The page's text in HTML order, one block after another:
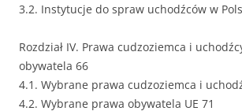
3.2. Instytucje do spraw uchodźców w
Rozdział IV. Prawa cudzoziemca i
obywatela 66
4.1. Wybrane prawa cudzoziemca i
4.2. Wybrane prawa obywatela UE 71